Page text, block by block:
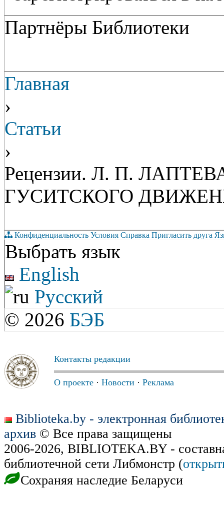
Партнёры Библиотеки
Главная
›
Статьи
›
Рецензии. Л. П.
ГУСИТСКОГО
Конфиденциальность Условия Справка Пригласить друга
Выбрать язык
English
Русский
© 2026 БЭБ
Контакты редакции
О проекте · Новости · Реклама
Biblioteka.by - электронная
архив © Все права защищены
2006-2026, BIBLIOTEKA.BY -
библиотечной сети Либмонстр (
Сохраняя наследие Беларуси